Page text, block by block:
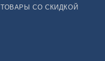
ТОВАРЫ СО СКИДКОЙ